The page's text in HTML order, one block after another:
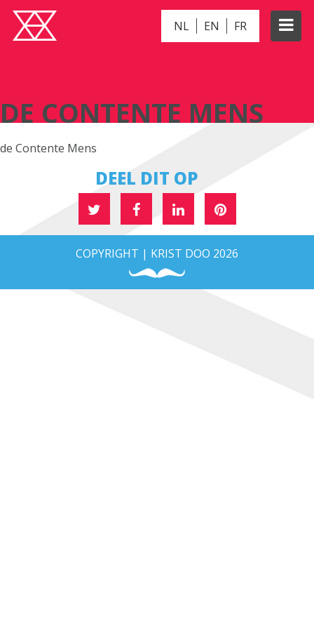
NL EN FR
DE CONTENTE MENS
de Contente Mens
DEEL DIT OP
COPYRIGHT | KRIST DOO 2026